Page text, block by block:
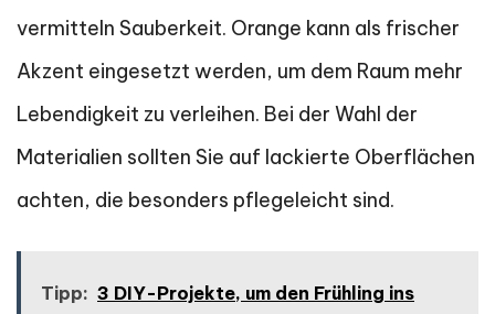
vermitteln Sauberkeit. Orange kann als frischer
Akzent eingesetzt werden, um dem Raum mehr
Lebendigkeit zu verleihen. Bei der Wahl der
Materialien sollten Sie auf lackierte Oberflächen
achten, die besonders pflegeleicht sind.
Tipp: 3 DIY-Projekte, um den Frühling ins